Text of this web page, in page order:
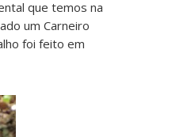
que temos na
um Carneiro
foi feito em